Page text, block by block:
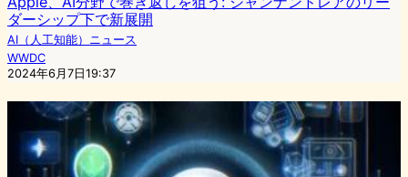
ダーシップ下で新展開
AI（人工知能）ニュース
WWDC
2024年6月7日19:37